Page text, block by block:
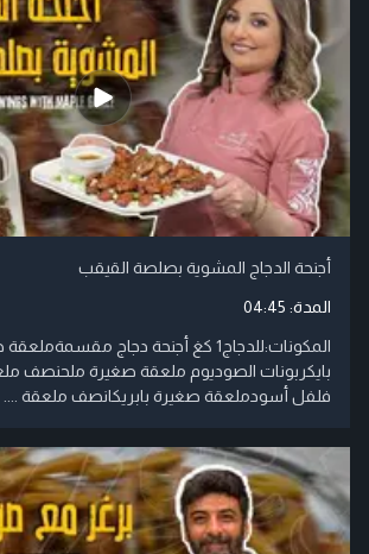
أجنحة الدجاج المشوية بصلصة القيقب
المدة: 04:45
المكونات:للدجاج1 كغ أجنحة دجاج
بايكربونات الصوديوم ملعقة صغيرة ملحنصف
فلفل أسودملعقة صغيرة بابريكانصف ملعقة ....